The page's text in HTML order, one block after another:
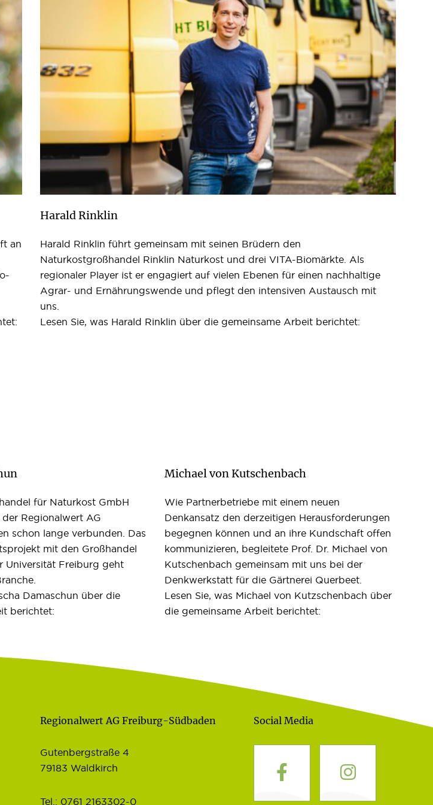
an
Harald Rinklin
Harald Rinklin führt gemeinsam mit seinen Brüdern den
Naturkostgroßhandel Rinklin Naturkost und drei VITA-Biomärkte. Als
regionaler Player ist er engagiert auf vielen Ebenen für einen nachhaltige
Agrar- und Ernährungswende und pflegt den intensiven Austausch mit
uns.
Lesen Sie, was Harald Rinklin über die gemeinsame Arbeit berichtet:
für Naturkost GmbH
Regionalwert AG
schon lange verbunden. Das
mit den Großhandel
Universität Freiburg geht
Damaschun über die
berichtet:
Michael von Kutschenbach
Wie Partnerbetriebe mit einem neuen
Denkansatz den derzeitigen Herausforderungen
begegnen können und an ihre Kundschaft offen
kommunizieren, begleitete Prof. Dr. Michael von
Kutschenbach gemeinsam mit uns bei der
Denkwerkstatt für die Gärtnerei Querbeet.
Lesen Sie, was Michael von Kutzschenbach über
die gemeinsame Arbeit berichtet:
Regionalwert AG Freiburg-Südbaden
Gutenbergstraße 4
79183 Waldkirch
Tel.: 0761 2163302-0
Social Media
Regionalwert Newsletter
und maximal einmal monatlich relevante Inhalte